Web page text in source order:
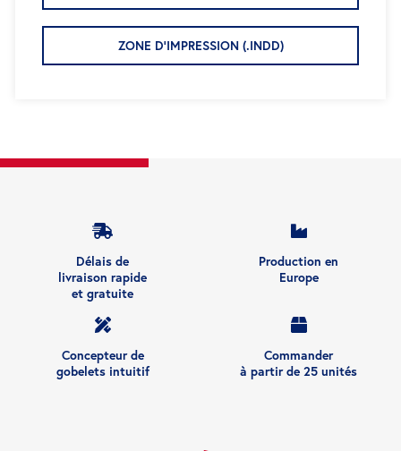
ZONE D'IMPRESSION (.INDD)
Délais de
livraison rapide
et gratuite
Production en
Europe
Concepteur de
gobelets intuitif
Commander
à partir de 25 unités